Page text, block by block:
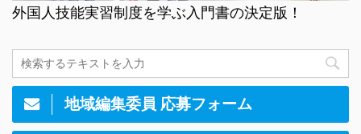
外国人技能実習制度を学ぶ入門書の決定版！
地域編集委員 応募フォーム